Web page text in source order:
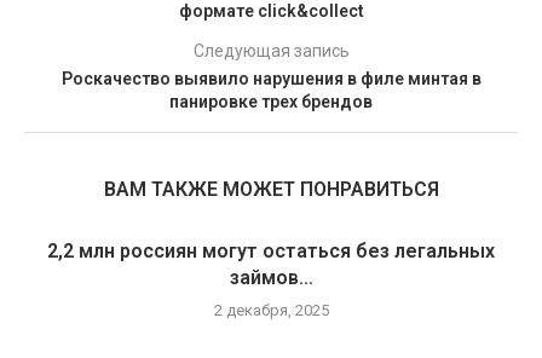
формате click&collect
Следующая запись
Роскачество выявило нарушения в филе минтая в
панировке трех брендов
ВАМ ТАКЖЕ МОЖЕТ ПОНРАВИТЬСЯ
2,2 млн россиян могут остаться без легальных
займов...
2 декабря, 2025